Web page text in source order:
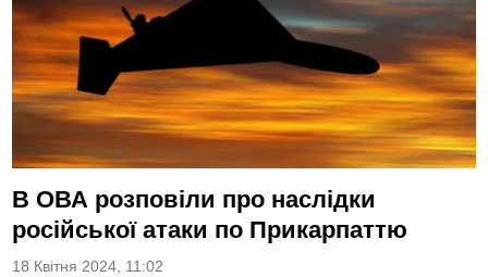
В ОВА розповіли про наслідки
російської атаки по Прикарпаттю
18 Квітня 2024, 11:02